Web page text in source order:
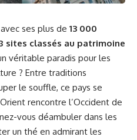
ses plus de 13 000
sites classés au patrimoine
véritable paradis pour les
? Entre traditions
le souffle, ce pays se
rencontre l’Occident de
vous déambuler dans les
un thé en admirant les